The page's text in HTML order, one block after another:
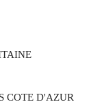
COTE D'AZUR